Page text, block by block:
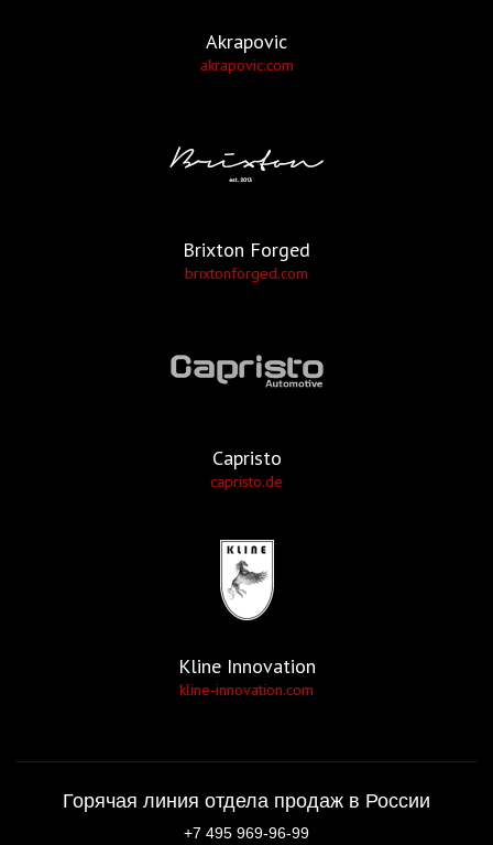
Akrapovic
akrapovic.com
Brixton Forged
brixtonforged.com
Capristo
capristo.de
Kline Innovation
kline-innovation.com
Горячая линия отдела продаж в России
+7 495 969-96-99